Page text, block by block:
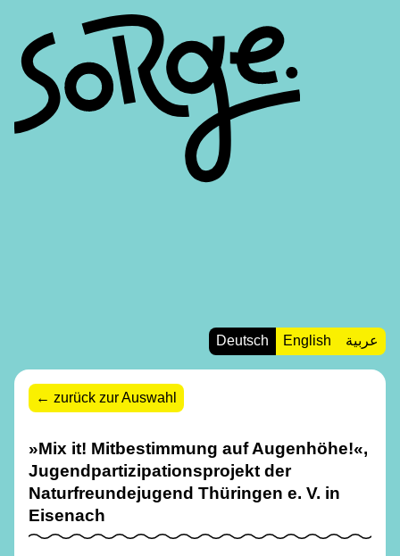
Deutsch English عربية
zurück zur Auswahl
»Mix it! Mitbestimmung auf Augenhöhe!«,
Jugendpartizipationsprojekt der
Naturfreundejugend Thüringen e. V. in
Eisenach